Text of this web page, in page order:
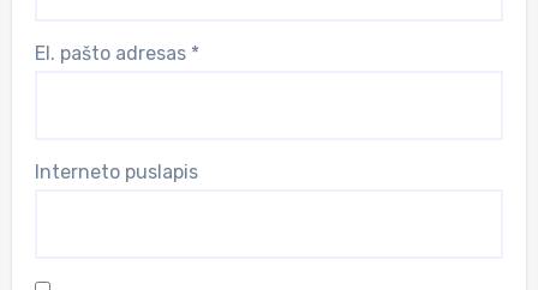
El. pašto adresas *
Interneto puslapis